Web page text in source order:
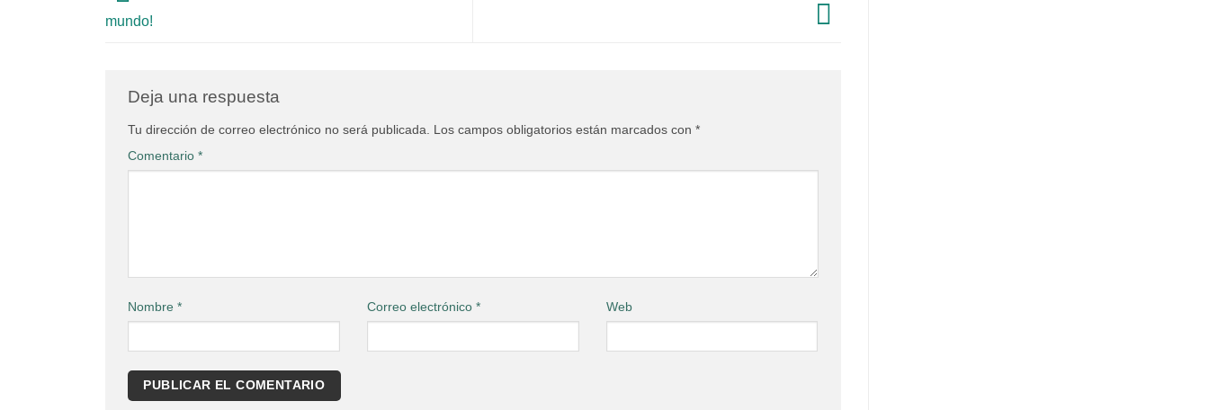
mundo!
Deja una respuesta
Tu dirección de correo electrónico no será publicada. Los campos obligatorios están marcados con *
Comentario *
Nombre * Correo electrónico * Web